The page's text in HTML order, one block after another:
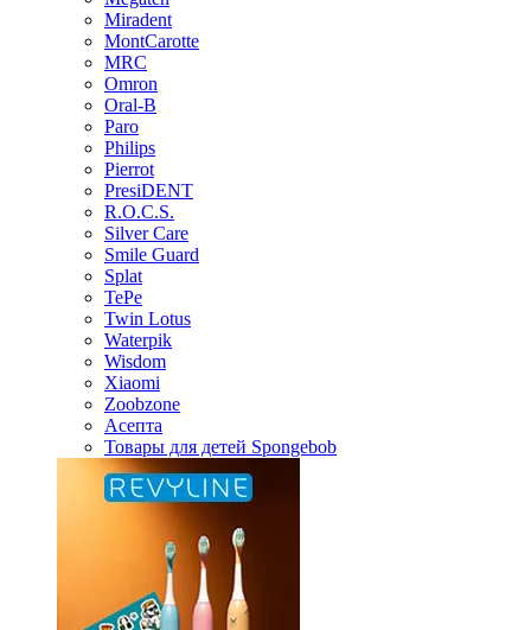
Miradent
MontCarotte
MRC
Omron
Oral-B
Paro
Philips
Pierrot
PresiDENT
R.O.C.S.
Silver Care
Smile Guard
Splat
TePe
Twin Lotus
Waterpik
Wisdom
Xiaomi
Zoobzone
Асепта
Товары для детей Spongebob